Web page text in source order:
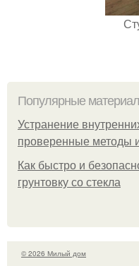
Популярные
Устранение
проверенные методы
Как быстро и
грунтовку со стекла
© 2026 Милый дом